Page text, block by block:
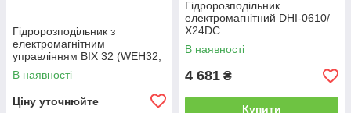
Гідророзподільник з
електромагнітним
управлінням ВІХ 32 (WEН32,
РЕН32) Двухмагнитный
В наявності
Ціну уточнюйте
Гідророзподільник
електромагнітний DHI-0610/
Х24DC
В наявності
4 681 ₴
Купити